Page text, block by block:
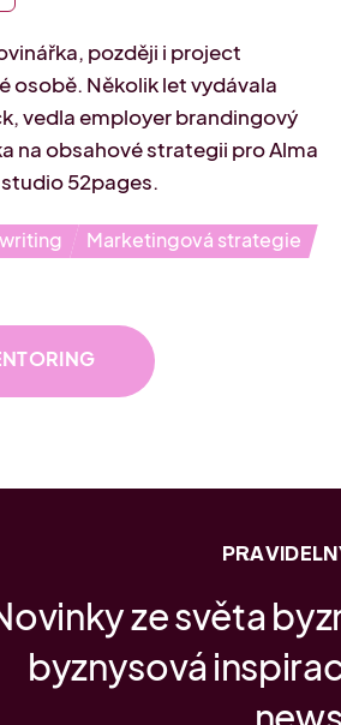
později i project
osobě. Několik let vydávala
vedla employer brandingový
na obsahové strategii pro Alma
52pages.
Marketingová strategie
ze světa
byznysová